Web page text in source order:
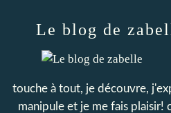
Le blog de
touche à tout, je découvre,
manipule et je me fais plaisir!